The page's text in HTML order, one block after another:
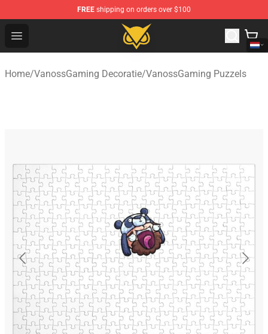
FREE shipping on orders over $100
Open menu
Vanossgaming Store - Official Vanossgaming
Home/VanossGaming Decoratie/VanossGaming Puzzels